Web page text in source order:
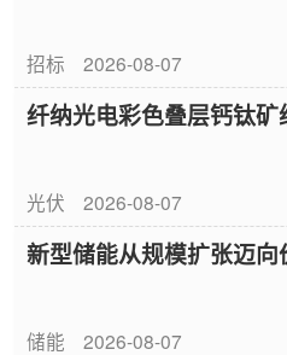
招标 2026-08-07
纤纳光电彩色叠层钙钛
光伏 2026-08-07
新型储能从规模扩张迈向
储能 2026-08-07